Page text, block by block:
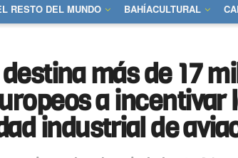
RESTO DEL MUNDO BAHÍACULTURAL
más de 17
a incentivar
industrial de